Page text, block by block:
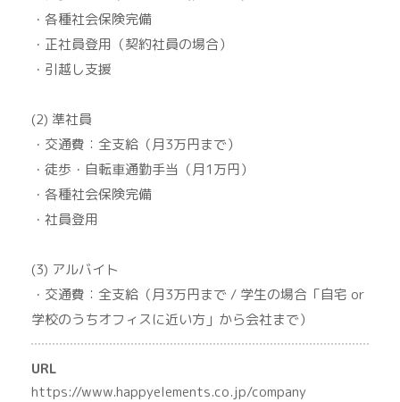
・各種社会保険完備
・正社員登用（契約社員の場合）
・引越し支援
(2) 準社員
・交通費：全支給（月3万円まで）
・徒歩・自転車通勤手当（月1万円）
・各種社会保険完備
・社員登用
(3) アルバイト
・交通費：全支給（月3万円まで / 学生の場合「自宅 or
学校のうちオフィスに近い方」から会社まで）
URL
https://www.happyelements.co.jp/company